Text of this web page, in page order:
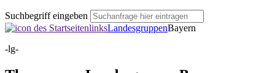
Suchbegriff eingeben
LandesgruppenBayern
-lg-